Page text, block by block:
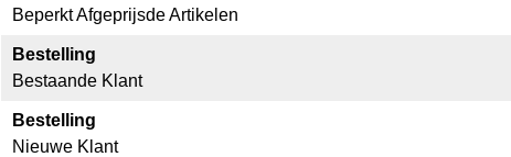
Beperkt Afgeprijsde Artikelen
Bestelling
Bestaande Klant
Bestelling
Nieuwe Klant